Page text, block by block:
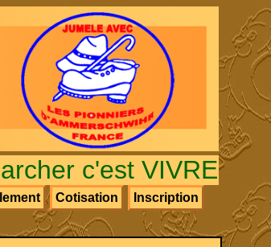
c'est VIVRE !
Cotisation
Inscription